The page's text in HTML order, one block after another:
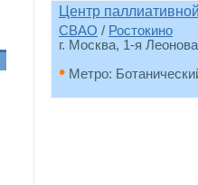
Центр
СВАО / Ростокино
г. Москва, 1-я
• Метро: